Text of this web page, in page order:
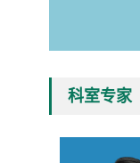
科室专家